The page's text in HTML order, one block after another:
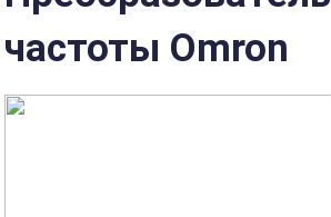
частоты Omron